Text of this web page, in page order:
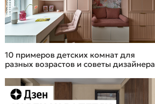
10 примеров детских комнат для
разных возрастов и советы дизайнера